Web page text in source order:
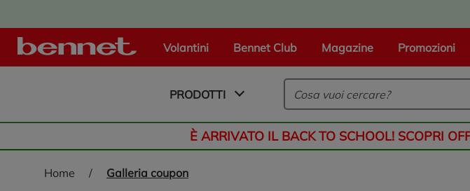
Volantini Bennet Club Magazine Promozioni
Logo Bennet - Torna alla homepage
PRODOTTI
È ARRIVATO IL BACK TO SCHOOL! SCOPRI
home / galleria coupon